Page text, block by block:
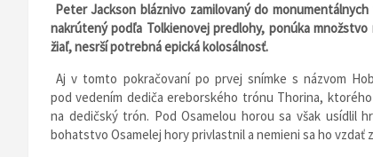
Peter Jackson bláznivo zamilovaný do
nakrútený podľa Tolkienovej predlohy, ponúka
žiaľ, nesrší potrebná epická kolosálnosť.
Aj v tomto pokračovaní po prvej snímke s názvom
pod vedením dediča ereborského trónu Thorina,
na dedičský trón. Pod Osamelou horou sa však usídlil
bohatstvo Osamelej hory privlastnil a nemieni sa ho vzdať